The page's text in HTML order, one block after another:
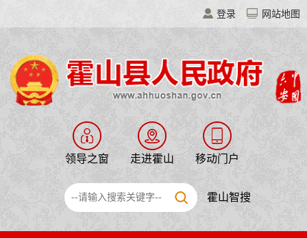
登录 网站地图
领导之窗 走进霍山 移动门户
霍山智搜